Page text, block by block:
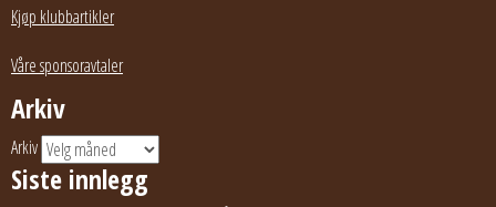
Kjøp klubbartikler
Våre sponsoravtaler
Arkiv
Arkiv
Siste innlegg